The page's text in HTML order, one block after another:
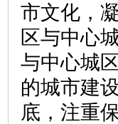
市文化，
区与中心
与中心城
的城市建
底，注重